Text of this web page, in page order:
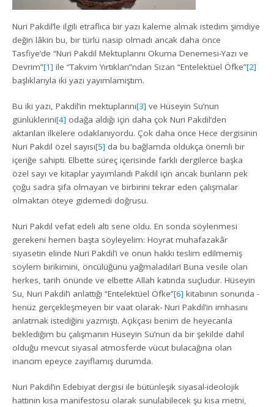
Nuri Pakdil’le ilgili etraflıca bir yazı kaleme almak istedim şimdiye
değin lâkin bu, bir türlü nasip olmadı ancak daha önce
Tasfiye’de “Nuri Pakdil Mektuplarını Okuma Denemesi-Yazı ve
Devrim”[1] ile “Takvim Yırtıkları”ndan Sızan “Entelektüel Öfke”[2]
başlıklarıyla iki yazı yayımlamıştım.
Bu iki yazı, Pakdil’in mektuplarını[3] ve Hüseyin Su’nun
günlüklerini[4] odağa aldığı için daha çok Nuri Pakdil’den
aktarılan ilkelere odaklanıyordu. Çok daha önce Hece dergisinin
Nuri Pakdil özel sayısı[5] da bu bağlamda oldukça önemli bir
içeriğe sahipti. Elbette süreç içerisinde farklı dergilerce başka
özel sayı ve kitaplar yayımlandı Pakdil için ancak bunların pek
çoğu sadra şifa olmayan ve birbirini tekrar eden çalışmalar
olmaktan öteye gidemedi doğrusu.
Nuri Pakdil vefat edeli altı sene oldu. En sonda söylenmesi
gerekeni hemen başta söyleyelim: Hoyrat muhafazakâr
siyasetin elinde Nuri Pakdil’i ve onun hakkı teslim edilmemiş
söylem birikimini, öncülüğünü yağmaladılar! Buna vesile olan
herkes, tarih önünde ve elbette Allah katında suçludur. Hüseyin
Su, Nuri Pakdil’i anlattığı “Entelektüel Öfke”[6] kitabının sonunda -
henüz gerçekleşmeyen bir vaat olarak- Nuri Pakdil’in imhasını
anlatmak istediğini yazmıştı. Açıkçası benim de heyecanla
beklediğim bu çalışmanın Hüseyin Su’nun da bir şekilde dahil
olduğu mevcut siyasal atmosferde vücut bulacağına olan
inancım epeyce zayıflamış durumda.
Nuri Pakdil’in Edebiyat dergisi ile bütünleşik siyasal-ideolojik
hattının kısa manifestosu olarak sunulabilecek şu kısa metni,